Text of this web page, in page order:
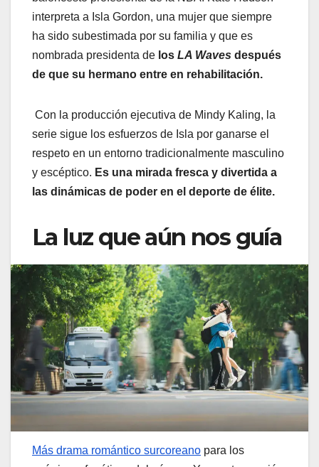
interpreta a Isla Gordon, una mujer que siempre
ha sido subestimada por su familia y que es
nombrada presidenta de los LA Waves después
de que su hermano entre en rehabilitación.
Con la producción ejecutiva de Mindy Kaling, la
serie sigue los esfuerzos de Isla por ganarse el
respeto en un entorno tradicionalmente masculino
y escéptico. Es una mirada fresca y divertida a
las dinámicas de poder en el deporte de élite.
La luz que aún nos guía
Más drama romántico surcoreano para los